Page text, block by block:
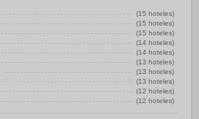
(15 hoteles)
(15 hoteles)
(15 hoteles)
(14 hoteles)
(14 hoteles)
(13 hoteles)
(13 hoteles)
(13 hoteles)
(12 hoteles)
(12 hoteles)